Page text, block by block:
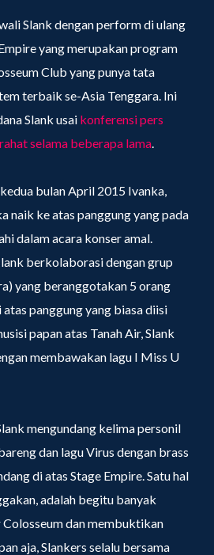
Slank dengan perform di ulang
yang merupakan program
Club yang punya tata
terbaik se-Asia Tenggara. Ini
Slank usai konferensi pers
selama beberapa lama.
bulan April 2015 Ivanka,
naik ke atas panggung yang pada
dalam acara konser amal.
berkolaborasi dengan grup
yang beranggotakan 5 orang
panggung yang biasa diisi
papan atas Tanah Air, Slank
membawakan lagu I Miss U
mengundang kelima personil
dan lagu Virus dengan brass
di atas Stage Empire. Satu hal
adalah begitu banyak
Colosseum dan membuktikan
aja, Slankers selalu bersama